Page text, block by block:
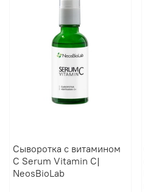
Сыворотка с витамином
С Serum Vitamin C|
NeosBioLab